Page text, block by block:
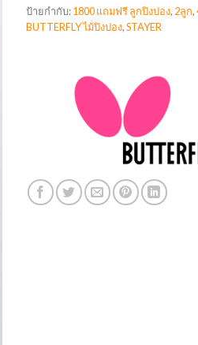
ป้ายกำกับ:1800 แถมฟรี ลูกปิงปอง, 2ลูก,
BUTTERFLY ไม้ปิงปอง,STAYER